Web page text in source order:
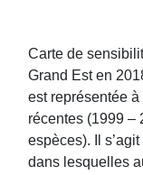
(Damier
Carte de
Grand Est en
est représentée
récentes (1999 –
espèces). Il
dans lesquelles